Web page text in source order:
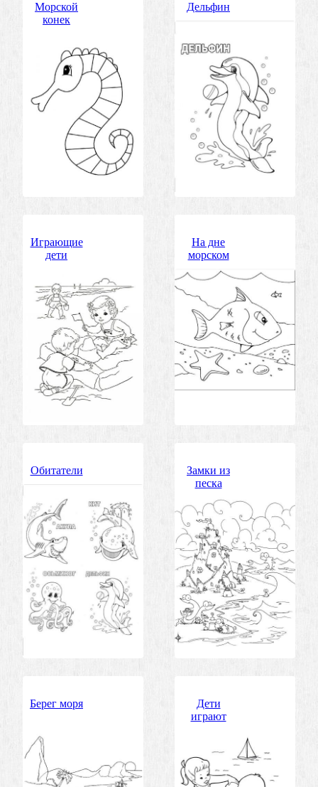
Морской
конек
Дельфин
Играющие
дети
На дне
морском
Обитатели
Замки из
песка
Берег моря
Дети
играют